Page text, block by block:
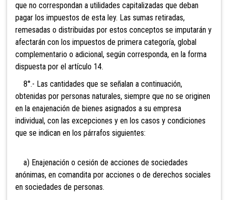
que no correspondan a utilidades capitalizadas que deban
pagar los impuestos de esta ley. Las sumas retiradas,
remesadas o distribuidas por estos conceptos se imputarán y
afectarán con los impuestos de primera categoría, global
complementario o adicional, según corresponda, en la forma
dispuesta por el artículo 14.
8°.- Las cantidades que se señalan a continuación,
obtenidas por personas naturales, siempre que no se originen
en la enajenación de bienes asignados a su empresa
individual, con las excepciones y en los casos y condiciones
que se indican en los párrafos siguientes:
a) Enajenación o cesión de acciones de sociedades
anónimas, en comandita por acciones o de derechos sociales
en sociedades de personas.